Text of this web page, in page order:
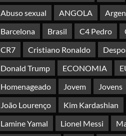
Abuso sexual
ANGOLA
Barcelona
Brasil C4 Pedro
CR7
Cristiano Ronaldo
Donald Trump
ECONOMIA
Homenageado
Jovem
Jovens
João Lourenço
Kim Kardashian
Lamine Yamal
Lionel Messi